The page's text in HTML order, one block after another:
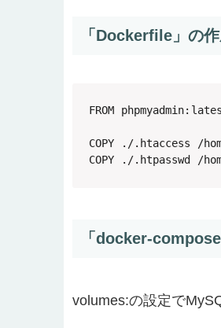
「Dockerfile」の
FROM
COPY ./.htaccess /
COPY ./.htpasswd /
「docker-
volumes:の設定で